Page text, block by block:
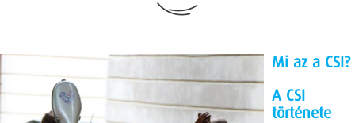
Mi az a CSI?
A CSI
története